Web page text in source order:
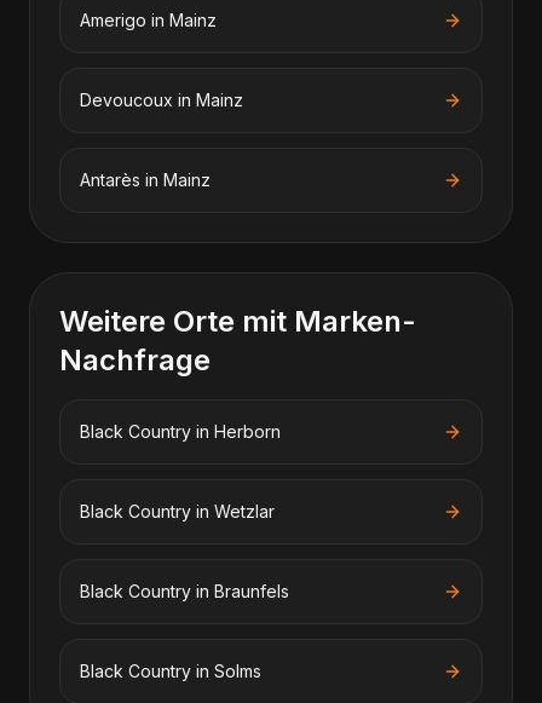
Amerigo in Mainz
Devoucoux in Mainz
Antarès in Mainz
Weitere Orte mit Marken-
Nachfrage
Black Country in Herborn
Black Country in Wetzlar
Black Country in Braunfels
Black Country in Solms